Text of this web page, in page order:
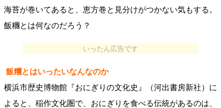
海苔が巻いてあると、恵方巻と見分けがつかない気もする。
飯糰とは何なのだろう？
いったん広告です
飯糰とはいったいなんなのか
横浜市歴史博物館『おにぎりの文化史』（河出書房新社）に
よると、稲作文化圏で、おにぎりを食べる伝統があるのは、